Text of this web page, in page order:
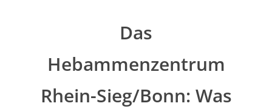
Das
Hebammenzentrum
Rhein-Sieg/Bonn: Was